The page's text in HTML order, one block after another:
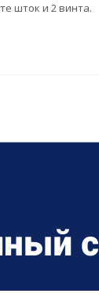
шток и 2 винта.